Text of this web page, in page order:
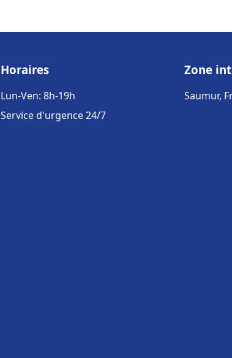
Horaires
Lun-Ven: 8h-19h
Service d'urgence 24/7
Zone
Saumur,